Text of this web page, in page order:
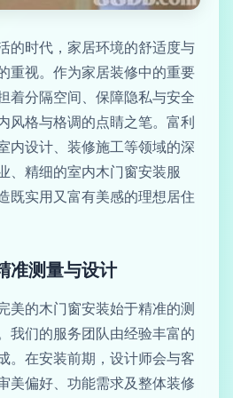
的时代，家居环境的舒适度与
重视。作为家居装修中的重要
着分隔空间、保障隐私与安全
风格与格调的点睛之笔。富利
内设计、装修施工等领域的深
、精细的室内木门窗安装服
既实用又富有美感的理想居住
准测量与设计
美的木门窗安装始于精准的测
我们的服务团队由经验丰富的
。在安装前期，设计师会与客
美偏好、功能需求及整体装修